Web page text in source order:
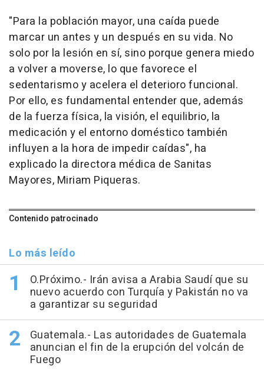
"Para la población mayor, una caída puede
marcar un antes y un después en su vida. No
solo por la lesión en sí, sino porque genera miedo
a volver a moverse, lo que favorece el
sedentarismo y acelera el deterioro funcional.
Por ello, es fundamental entender que, además
de la fuerza física, la visión, el equilibrio, la
medicación y el entorno doméstico también
influyen a la hora de impedir caídas", ha
explicado la directora médica de Sanitas
Mayores, Miriam Piqueras.
Contenido patrocinado
Lo más leído
O.Próximo.- Irán avisa a Arabia Saudí que su
nuevo acuerdo con Turquía y Pakistán no va
a garantizar su seguridad
Guatemala.- Las autoridades de Guatemala
anuncian el fin de la erupción del volcán de
Fuego